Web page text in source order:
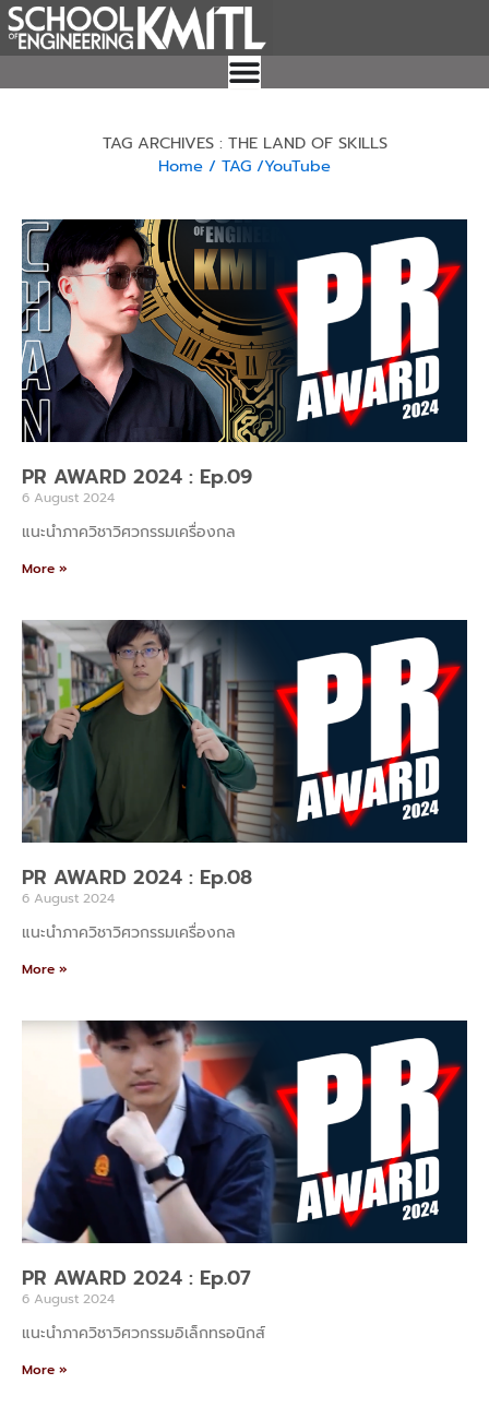
Skip
to
TAG ARCHIVES : THE LAND OF SKILLS
Home / TAG /YouTube
PR AWARD 2024 : Ep.09
6 August 2024
แนะนำภาควิชาวิศวกรรมเครื่องกล
More »
PR AWARD 2024 : Ep.08
6 August 2024
แนะนำภาควิชาวิศวกรรมเครื่องกล
More »
PR AWARD 2024 : Ep.07
6 August 2024
แนะนำภาควิชาวิศวกรรมอิเล็กทรอนิกส์
More »
Page
Page